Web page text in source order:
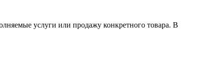
услуги или продажу конкретного товара. В